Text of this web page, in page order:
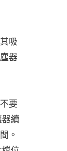
吸
器
要
續
。